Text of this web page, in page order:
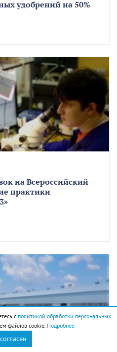
удобрений на 50%
на Всероссийский
практики
с политикой обработки персональных
файлов cookie. Подробнее